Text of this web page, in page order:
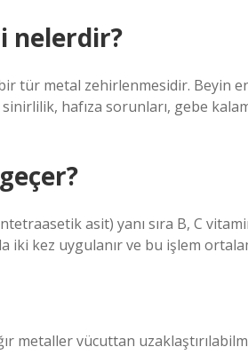
nelerdir?
metal zehirlenmesidir. Beyin en
sinirlilik, hafıza sorunları, gebe
asit) yanı sıra B, C
iki kez uygulanır ve bu işlem
metaller vücuttan